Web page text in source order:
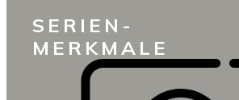
SERIEN-
MERKMALE